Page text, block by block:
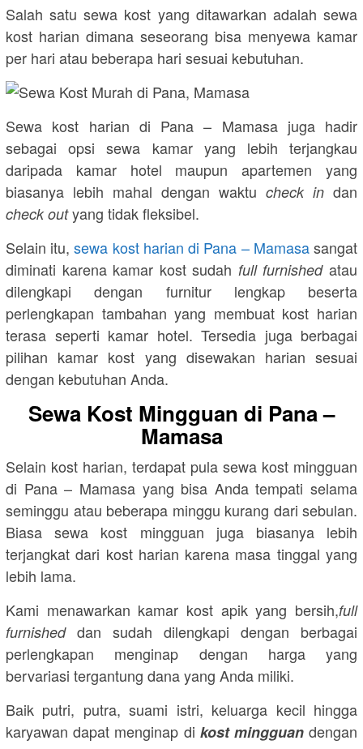
Salah satu sewa kost yang ditawarkan adalah sewa
kost harian dimana seseorang bisa menyewa kamar
per hari atau beberapa hari sesuai kebutuhan.
Sewa kost harian di Pana – Mamasa juga hadir
sebagai opsi sewa kamar yang lebih terjangkau
daripada kamar hotel maupun apartemen yang
biasanya lebih mahal dengan waktu check in dan
check outyang tidak fleksibel.
Selain itu,sewa kost harian di Pana – Mamasasangat
diminati karena kamar kost sudah full furnishedatau
dilengkapi dengan furnitur lengkap beserta
perlengkapan tambahan yang membuat kost harian
terasa seperti kamar hotel. Tersedia juga berbagai
pilihan kamar kost yang disewakan harian sesuai
dengan kebutuhan Anda.
Sewa Kost Mingguan di Pana –
Mamasa
Selain kost harian, terdapat pula sewa kost mingguan
di Pana – Mamasa yang bisa Anda tempati selama
seminggu atau beberapa minggu kurang dari sebulan.
Biasa sewa kost mingguan juga biasanya lebih
terjangkat dari kost harian karena masa tinggal yang
lebih lama.
Kami menawarkan kamar kost apik yang bersih,full
furnished dan sudah dilengkapi dengan berbagai
perlengkapan menginap dengan harga yang
bervariasi tergantung dana yang Anda miliki.
Baik putri, putra, suami istri, keluarga kecil hingga
karyawan dapat menginap di kost mingguandengan